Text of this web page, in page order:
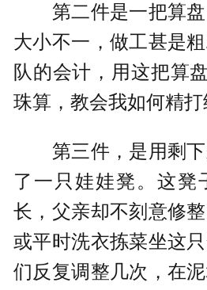
第二件是一把算盘
大小不一，做工甚是
队的会计，用这把算
珠算，教会我如何精打
第三件，是用剩下
了一只娃娃凳。这凳
长，父亲却不刻意修
或平时洗衣拣菜坐这
们反复调整几次，在